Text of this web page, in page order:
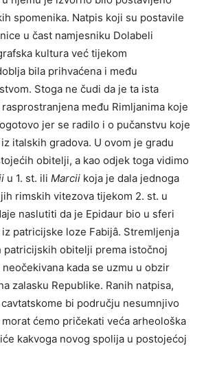
spomenika. Natpis koji su postavile
u čast namjesniku Dolabeli
kultura već tijekom
bila prihvaćena i među
Stoga ne čudi da je ta ista
među Rimljanima koje
jer se radilo i o pučanstvu koje
italskih gradova. U ovom je gradu
obitelji, a kao odjek toga vidimo
u 1. st. ili Marcii koja je dala jednoga
rimskih vitezova tijekom 2. st. u
naslutiti da je Epidaur bio u sferi
patricijske loze Fabijâ. Stremljenja
obitelji prema istočnoj
kada se uzmu u obzir
zalasku Republike. Ranih natpisa,
bi području nesumnjivo
ćemo pričekati veća arheološka
kakvoga novog spolija u postojećoj